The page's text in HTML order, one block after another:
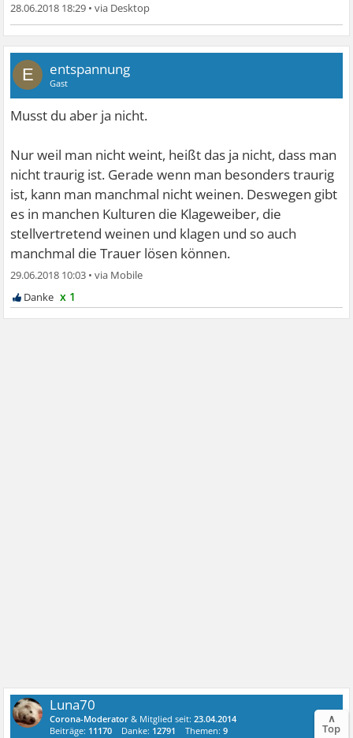
28.06.2018 18:29 •
E entspannung
Gast
Musst du aber ja nicht.
Nur weil man nicht weint, heißt das ja nicht, dass man
nicht traurig ist. Gerade wenn man besonders traurig
ist, kann man manchmal nicht weinen. Deswegen gibt
es in manchen Kulturen die Klageweiber, die
stellvertretend weinen und klagen und so auch
manchmal die Trauer lösen können.
29.06.2018 10:03 •
x 1
Luna70
Corona-Moderator & Mitglied seit:23.04.2014
Beiträge: 11170 Danke: 12791 Themen:9
∧
Top